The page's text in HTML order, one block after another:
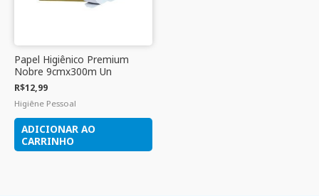
Papel Higiênico Premium
Nobre 9cmx300m Un
R$12,99
Higiêne Pessoal
ADICIONAR AO
CARRINHO